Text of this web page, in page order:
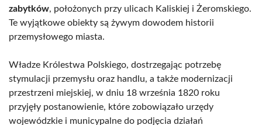
zabytków, położonych przy ulicach Kaliskiej i Żeromskiego.
Te wyjątkowe obiekty są żywym dowodem historii
przemysłowego miasta.
Władze Królestwa Polskiego, dostrzegając potrzebę
stymulacji przemysłu oraz handlu, a także modernizacji
przestrzeni miejskiej, w dniu 18 września 1820 roku
przyjęły postanowienie, które zobowiązało urzędy
wojewódzkie i municypalne do podjęcia działań